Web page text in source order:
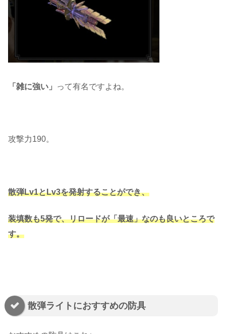
「雑に強い」 って有名ですよね。
攻撃力190。
散弾Lv1とLv3を発射することができ、
装填数も5発で、リロードが「最速」なのも良いところで
す。
散弾ライトにおすすめの防具